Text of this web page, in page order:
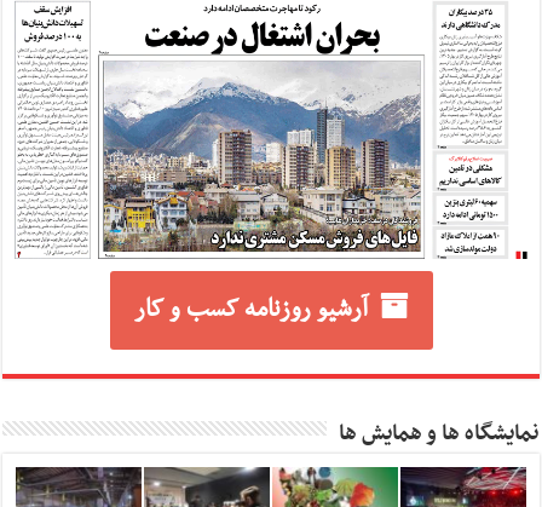
آرشیو روزنامه کسب و کار
نمایشگاه ها و همایش ها